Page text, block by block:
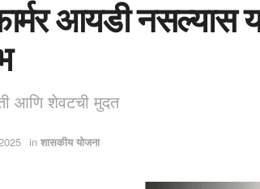
आयडी नसल्यास
आणि शेवटची मुदत
in शासकीय योजना